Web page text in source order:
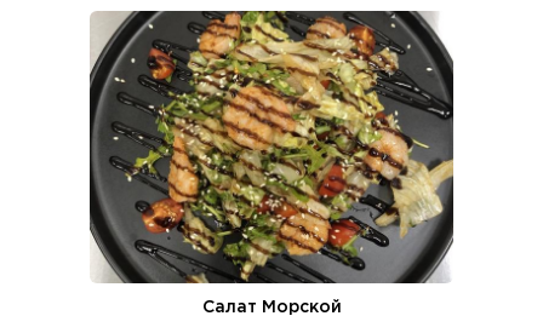
Салат Морской